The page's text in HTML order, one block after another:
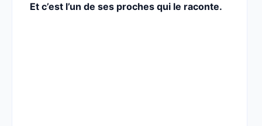
Et c’est l’un de ses proches qui le raconte.